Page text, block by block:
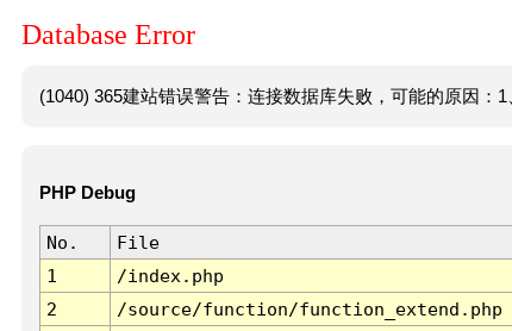
Database Error
(1040) 365建站错误警告：连接数据库失败，可能的原因：
PHP Debug
No. File
1
/index.php
2
/source/function/function_extend.php